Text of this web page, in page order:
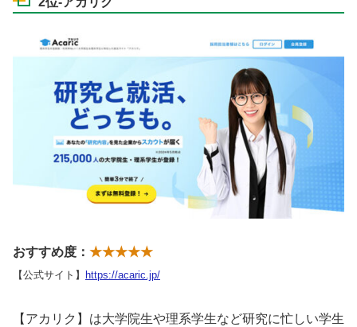
おすすめ度： ★★★★★
【公式サイト】 https://acaric.jp/
【アカリク】は大学院生や理系学生など研究に忙しい学生